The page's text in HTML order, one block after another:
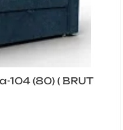
104 (80) ( BRUT